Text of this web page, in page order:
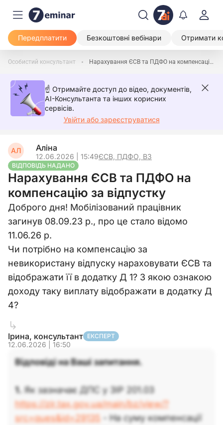
Передплатити Безкоштовні вебінари Отримати
Особистий консультант Нарахування ЄСВ та ПДФО на компенсацію за відпустку
☝️ Отримайте доступ до відео, документів,
AI-Консультанта та інших корисних
сервісів.
Увійти або зареєструватися
АЛ Аліна
12.06.2026 | 15:49ЄСВ, ПДФО, ВЗ
ВІДПОВІДЬ НАДАНО
Нарахування ЄСВ та ПДФО на
компенсацію за відпустку
Доброго дня! Мобілізований працівник
загинув 08.09.23 р., про це стало відомо
11.06.26 р.
Чи потрібно на компенсацію за
невикористану відпуску нараховувати ЄСВ та
відображати її в додатку Д 1? З якою ознакою
доходу таку виплату відображати в додатку Д
4?
Ірина, консультант ЕКСПЕРТ
12.06.2026 | 16:50
Відповіді на Ваші запитання.
1. Як зазначає ДПС у ЗІР 201.03
https://zir.tax.gov.ua/main/bz/view/?
src=ques&id=29135 - На суму компенсації